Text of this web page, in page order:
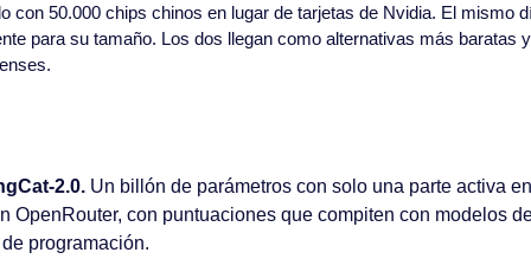
con 50.000 chips chinos en lugar de tarjetas de Nvidia. El mismo
para su tamaño. Los dos llegan como alternativas más baratas
2.0. Un billón de parámetros con solo una parte activa
OpenRouter, con puntuaciones que compiten con modelos
programación.